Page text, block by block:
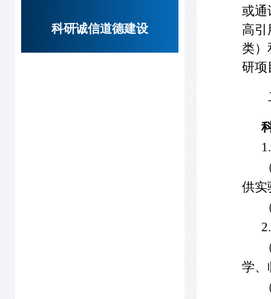
科研诚信道德建设
或通
高引
类）
研项
供实
学、